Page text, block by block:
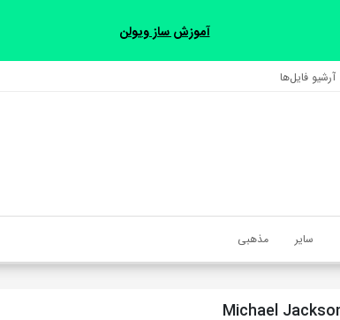
آرشیو فایل‌‎ها
سایر مذهبی
آموزش ساز ویولن